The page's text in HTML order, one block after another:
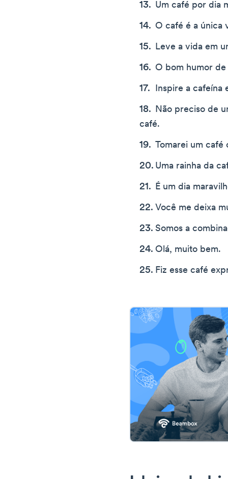
Um café por dia
O café é a única
Leve a vida em
O bom humor
Inspire a cafeína
Não preciso de
café.
Tomarei um café
Uma rainha da
É um dia
Você me deixa
Somos a
Olá, muito bem.
Fiz esse café